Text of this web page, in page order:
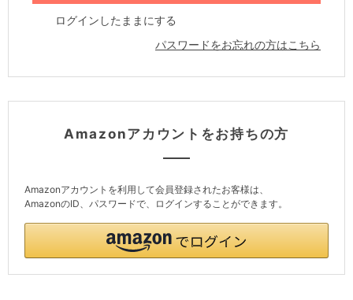
ログインしたままにする
パスワードをお忘れの方はこちら
Amazonアカウントをお持ちの方
Amazonアカウントを利用して会員登録されたお客様は、
AmazonのID、パスワードで、ログインすることができます。